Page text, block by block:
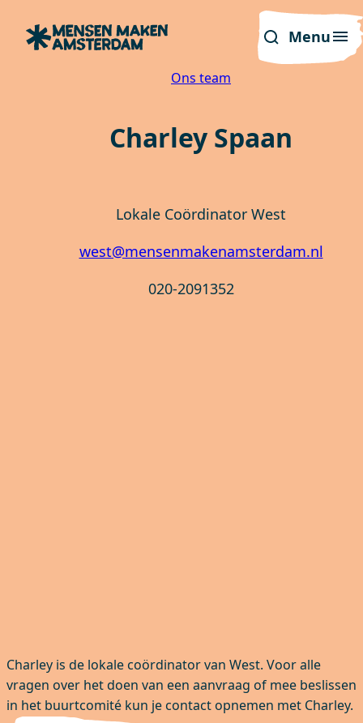
Menu
Ons team
Charley Spaan
Lokale Coördinator West
west@mensenmakenamsterdam.nl
020-2091352
Charley is de lokale coördinator van West. Voor alle
vragen over het doen van een aanvraag of mee beslissen
in het buurtcomité kun je contact opnemen met Charley.